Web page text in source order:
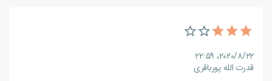
۲۰۲۰/۸/۲۲،‏ ۲۲:۵۹
قدرت الله پورباقری